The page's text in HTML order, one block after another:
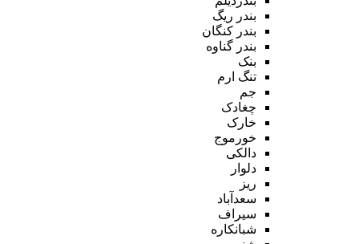
بندر ریگ
بندر کنگان
بندر گناوه
بنک
تنگ ارم
جم
چغادک
خارک
خورموج
دالکی
دلوار
ریز
سعدآباد
سیراف
شبانکاره